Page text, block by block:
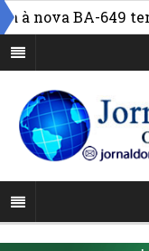
BA-649 tem